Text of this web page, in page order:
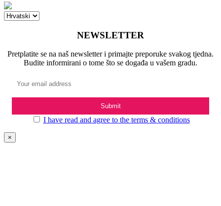
NEWSLETTER
Pretplatite se na naš newsletter i primajte preporuke svakog tjedna.
Budite informirani o tome što se događa u vašem gradu.
I have read and agree to the terms & conditions
×